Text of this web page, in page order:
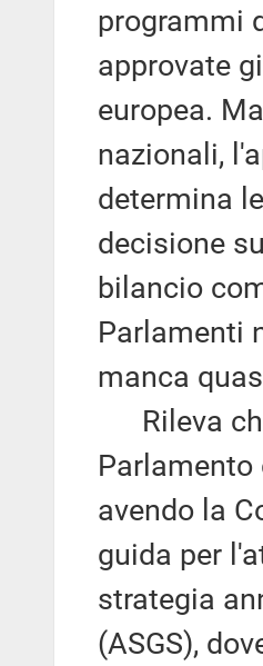
programmi
approvate
europea.
nazionali,
determina
decisione
bilancio
Parlamenti
manca
Rileva
Parlamento
avendo la
guida per
strategia
(ASGS),